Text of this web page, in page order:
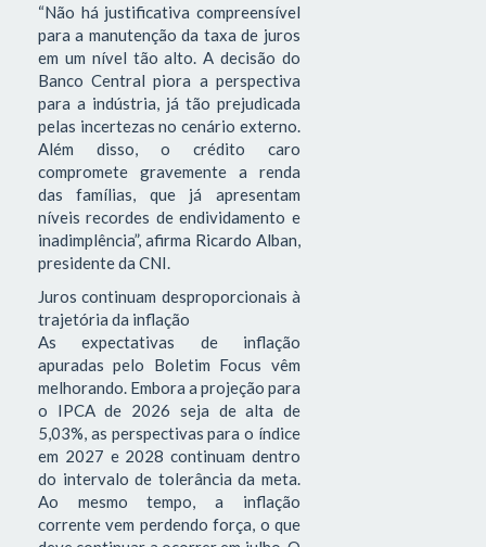
“Não há justificativa compreensível
para a manutenção da taxa de juros
em um nível tão alto. A decisão do
Banco Central piora a perspectiva
para a indústria, já tão prejudicada
pelas incertezas no cenário externo.
Além disso, o crédito caro
compromete gravemente a renda
das famílias, que já apresentam
níveis recordes de endividamento e
inadimplência”, afirma Ricardo Alban,
presidente da CNI.
Juros continuam desproporcionais à
trajetória da inflação
As expectativas de inflação
apuradas pelo Boletim Focus vêm
melhorando. Embora a projeção para
o IPCA de 2026 seja de alta de
5,03%, as perspectivas para o índice
em 2027 e 2028 continuam dentro
do intervalo de tolerância da meta.
Ao mesmo tempo, a inflação
corrente vem perdendo força, o que